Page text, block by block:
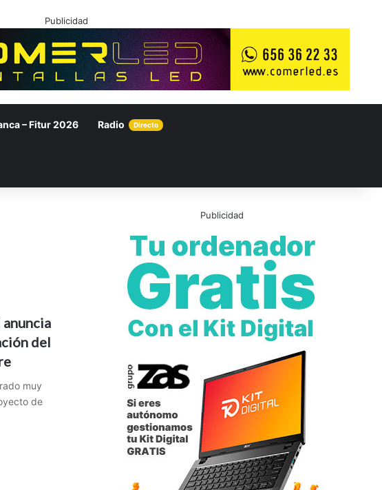
Publicidad
– Fitur 2026 Radio Directo
del
muy
de
Publicidad